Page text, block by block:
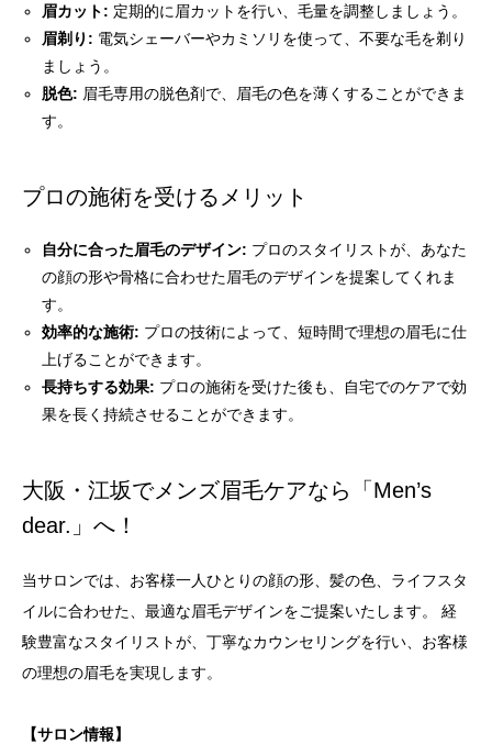
眉カット: 定期的に眉カットを行い、毛量を調整しましょう。
眉剃り: 電気シェーバーやカミソリを使って、不要な毛を剃り
ましょう。
脱色: 眉毛専用の脱色剤で、眉毛の色を薄くすることができま
す。
プロの施術を受けるメリット
自分に合った眉毛のデザイン: プロのスタイリストが、あなた
の顔の形や骨格に合わせた眉毛のデザインを提案してくれま
す。
効率的な施術: プロの技術によって、短時間で理想の眉毛に仕
上げることができます。
長持ちする効果: プロの施術を受けた後も、自宅でのケアで効
果を長く持続させることができます。
大阪・江坂でメンズ眉毛ケアなら「Men’s
dear.」へ！
当サロンでは、お客様一人ひとりの顔の形、髪の色、ライフスタ
イルに合わせた、最適な眉毛デザインをご提案いたします。 経
験豊富なスタイリストが、丁寧なカウンセリングを行い、お客様
の理想の眉毛を実現します。
【サロン情報】